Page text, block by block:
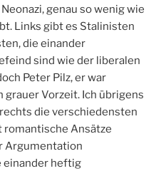
genau so wenig wie
Links gibt es Stalinisten
die einander
sind wie der liberalen
Peter Pilz, er war
Vorzeit. Ich übrigens
die verschiedensten
romantische Ansätze
Argumentation
einander heftig